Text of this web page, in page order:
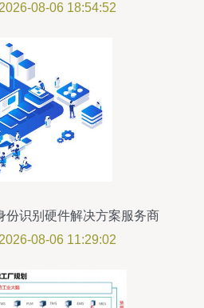
08-06 18:54:52
份识别硬件解决方案服务商
08-06 11:29:02